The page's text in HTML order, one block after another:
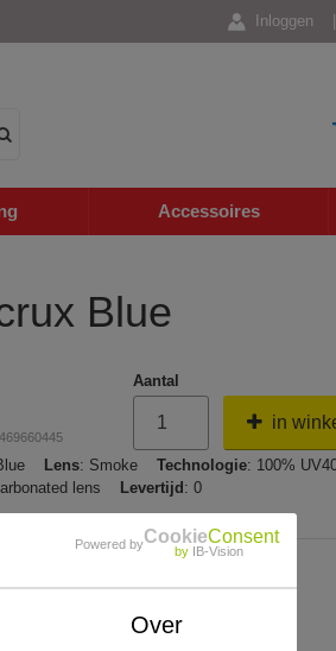
Inloggen
Accessoires
Blue
Aantal
in
Lens: Smoke Technologie: 100%
lens Levertijd: 0
Powered byCookieConsent
by IB-Vision
Over